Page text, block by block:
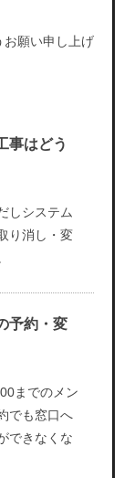
お願い申し上げ
事はどう
しシステム
り消し・変
予約・変
までのメン
でも窓口へ
できなくな